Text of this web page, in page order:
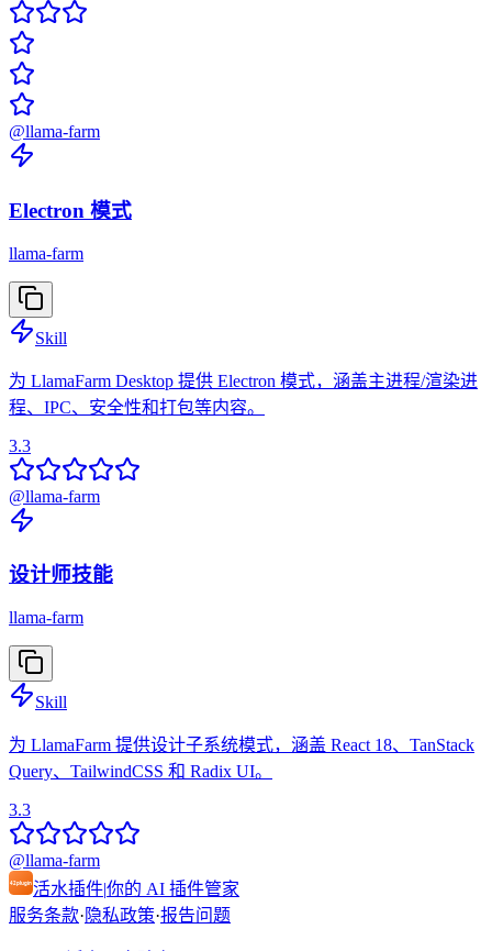
@llama-farm
Electron 模式
llama-farm
Skill
为 LlamaFarm Desktop 提供 Electron 模式，涵盖主进程/渲染进
程、IPC、安全性和打包等内容。
3.3
@llama-farm
设计师技能
llama-farm
Skill
为 LlamaFarm 提供设计子系统模式，涵盖 React 18、TanStack
Query、TailwindCSS 和 Radix UI。
3.3
@llama-farm
活水插件|你的 AI 插件管家
服务条款· 隐私政策·报告问题